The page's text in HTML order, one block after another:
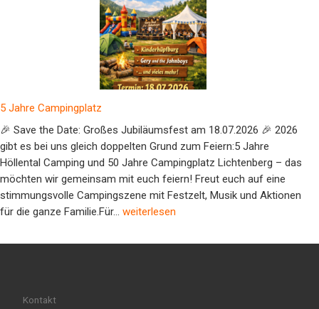
5 Jahre Campingplatz
🎉 Save the Date: Großes Jubiläumsfest am 18.07.2026 🎉 2026
gibt es bei uns gleich doppelten Grund zum Feiern:5 Jahre
Höllental Camping und 50 Jahre Campingplatz Lichtenberg – das
möchten wir gemeinsam mit euch feiern! Freut euch auf eine
stimmungsvolle Campingszene mit Festzelt, Musik und Aktionen
für die ganze Familie.Für… 5 Jahre Campingplatz
weiterlesen
Kontakt